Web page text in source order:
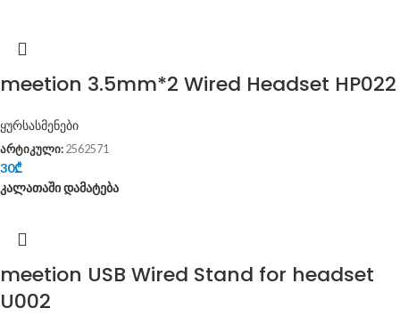
meetion 3.5mm*2 Wired Headset HP022
ყურსასმენები
არტიკული: 2562571
30₾
კალათაში დამატება
meetion USB Wired Stand for headset
U002